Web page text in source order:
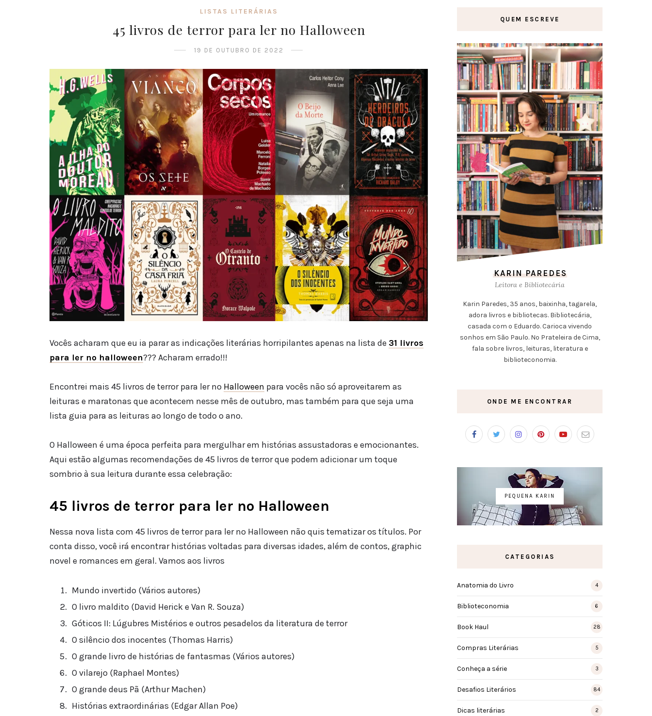
LISTAS LITERÁRIAS
45 livros de terror para ler no Halloween
19 DE OUTUBRO DE 2022
Vocês acharam que eu ia parar as indicações literárias horripilantes apenas na lista de 31 livros
para ler no halloween??? Acharam errado!!!
Encontrei mais 45 livros de terror para ler no Halloween para vocês não só aproveitarem as
leituras e maratonas que acontecem nesse mês de outubro, mas também para que seja uma
lista guia para as leituras ao longo de todo o ano.
O Halloween é uma época perfeita para mergulhar em histórias assustadoras e emocionantes.
Aqui estão algumas recomendações de 45 livros de terror que podem adicionar um toque
sombrio à sua leitura durante essa celebração:
45 livros de terror para ler no Halloween
Nessa nova lista com 45 livros de terror para ler no Halloween não quis tematizar os títulos. Por
conta disso, você irá encontrar histórias voltadas para diversas idades, além de contos, graphic
novel e romances em geral. Vamos aos livros
Mundo invertido (Vários autores)
O livro maldito (David Herick e Van R. Souza)
Góticos II: Lúgubres Mistérios e outros pesadelos da literatura de terror
O silêncio dos inocentes (Thomas Harris)
O grande livro de histórias de fantasmas (Vários autores)
O vilarejo (Raphael Montes)
O grande deus Pã (Arthur Machen)
Histórias extraordinárias (Edgar Allan Poe)
QUEM ESCREVE
KARIN PAREDES
Leitora e Bibliotecária
Karin Paredes, 35 anos, baixinha, tagarela,
adora livros e bibliotecas. Bibliotecária,
casada com o Eduardo. Carioca vivendo
sonhos em São Paulo. No Prateleira de Cima,
fala sobre livros, leituras, literatura e
biblioteconomia.
ONDE ME ENCONTRAR
PEQUENA KARIN
CATEGORIAS
Anatomia do Livro 4
Biblioteconomia 6
Book Haul 28
Compras Literárias 5
Conheça a série 3
Desafios Literários 84
Dicas literárias 2